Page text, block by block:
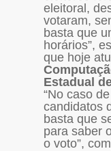
eleitoral,
votaram,
basta que
horários”,
que hoje
Estadual
“No caso
candidatos
basta que
para saber
o voto”,